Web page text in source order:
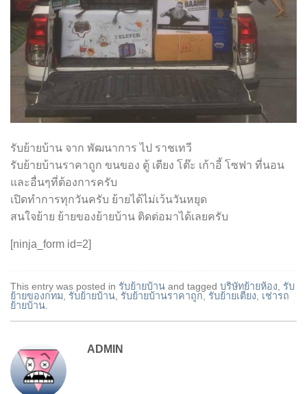
รับย้ายบ้าน จาก พัฒนาการ ไป ราชเทวี
รับย้ายบ้านราคาถูก ขนของ ตู้ เตียง โต๊ะ เก้าอี้ โซฟา ที่นอน
และอื่นๆที่ต้องการครับ
เปิดทำการทุกวันครับ ย้ายได้ไม่เว้นวันหยุด
สนใจย้าย ย้ายของย้ายบ้าน ติดต่อมาได้เลยครับ
[ninja_form id=2]
This entry was posted in รับย้ายบ้าน and tagged บริษัทย้ายห้อง, รับ
ย้ายของกทม, รับย้ายบ้าน, รับย้ายบ้านราคาถูก, รับย้ายเตียง, เช่ารถ
ย้ายบ้าน.
ADMIN